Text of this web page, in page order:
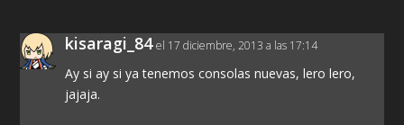
kisaragi_84 el 17 diciembre, 2013 a las 17:14
Ay si ay si ya tenemos consolas nuevas, lero lero,
jajaja.